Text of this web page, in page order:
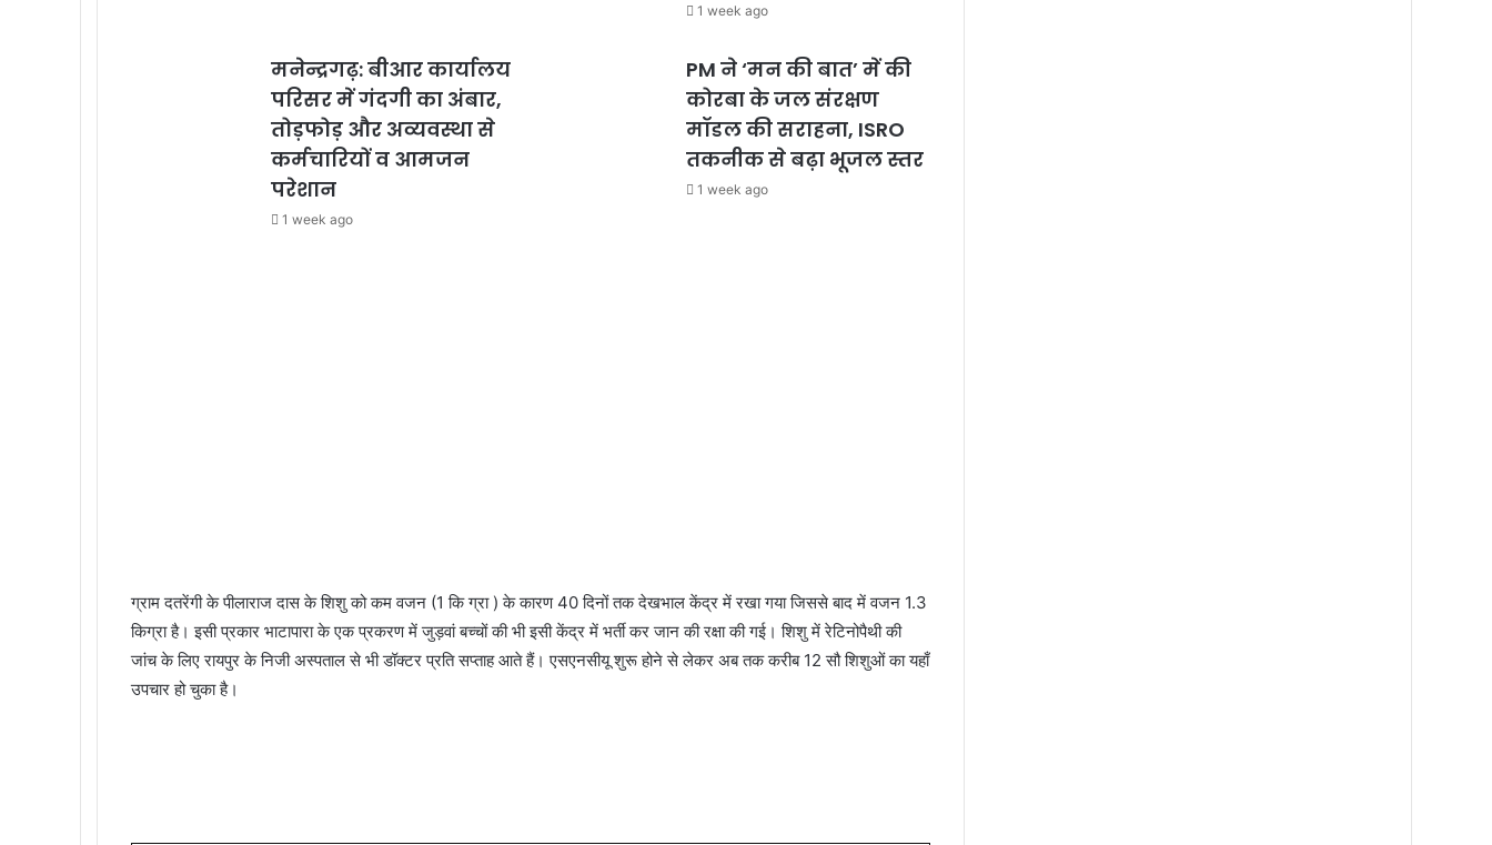
1 week ago
मनेन्द्रगढ़: बीआर कार्यालय
परिसर में गंदगी का अंबार,
तोड़फोड़ और अव्यवस्था से
कर्मचारियों व आमजन
परेशान
1 week ago
PM ने ‘मन की बात’ में की
कोरबा के जल संरक्षण
मॉडल की सराहना, ISRO
तकनीक से बढ़ा भूजल स्तर
1 week ago
ग्राम दतरेंगी के पीलाराज दास के शिशु को कम वजन (1 कि ग्रा ) के कारण 40 दिनों तक देखभाल केंद्र में रखा गया जिससे बाद में वजन 1.3
किग्रा है। इसी प्रकार भाटापारा के एक प्रकरण में जुड़वां बच्चों की भी इसी केंद्र में भर्ती कर जान की रक्षा की गई। शिशु में रेटिनोपैथी की
जांच के लिए रायपुर के निजी अस्पताल से भी डॉक्टर प्रति सप्ताह आते हैं। एसएनसीयू शुरू होने से लेकर अब तक करीब 12 सौ शिशुओं का यहाँ
उपचार हो चुका है।